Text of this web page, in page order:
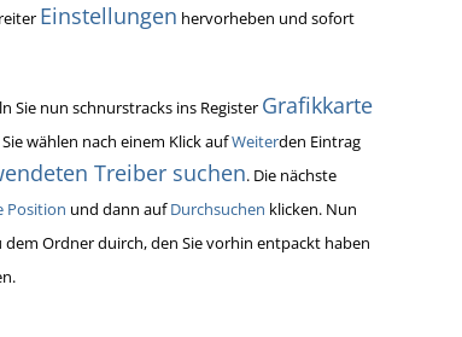
Einstellungen hervorheben und sofort
Sie nun schnurstracks ins Register Grafikkarte
wählen nach einem Klick aufWeiterden Eintrag
Treiber suchen. Die nächste
Position und dann aufDurchsuchen klicken. Nun
Ordner duirch, den Sie vorhin entpackt haben